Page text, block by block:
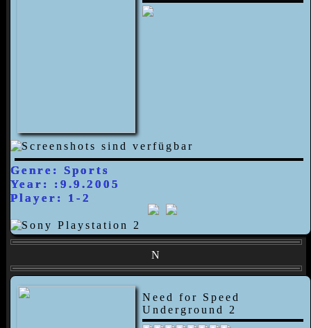
Genre: Sports
Year: :9.9.2005
Player: 1-2
N
Need for Speed
Underground 2